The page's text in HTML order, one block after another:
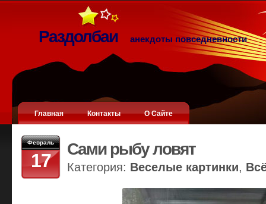
Раздолбаи анекдоты повседневности
Главная Контакты О Сайте
Февраль
17
Сами рыбу ловят
Категория: Веселые картинки,